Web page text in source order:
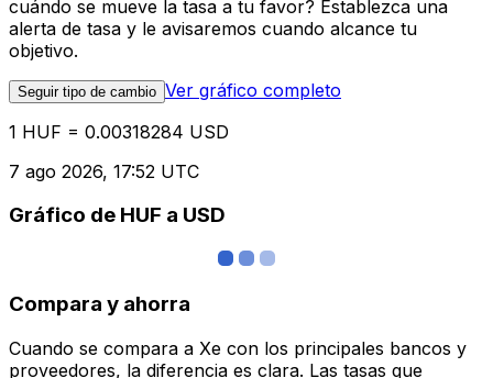
cuándo se mueve la tasa a tu favor? Establezca una
alerta de tasa y le avisaremos cuando alcance tu
objetivo.
Seguir tipo de cambio Ver gráfico completo
1 HUF = 0.00318284 USD
7 ago 2026, 17:52 UTC
Gráfico de HUF a USD
Compara y ahorra
Cuando se compara a Xe con los principales bancos y
proveedores, la diferencia es clara. Las tasas que